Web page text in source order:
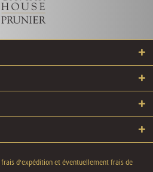
frais d'expéditionet éventuellement frais de